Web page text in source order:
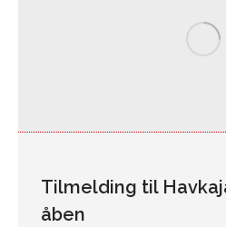
Tilmelding til
åben